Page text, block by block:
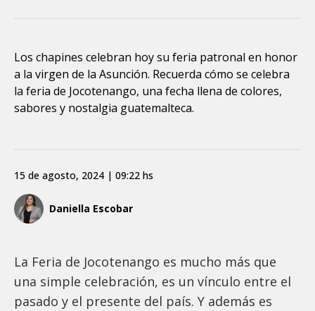
Los chapines celebran hoy su feria patronal en honor
a la virgen de la Asunción. Recuerda cómo se celebra
la feria de Jocotenango, una fecha llena de colores,
sabores y nostalgia guatemalteca.
Daniella Escobar
15 de agosto, 2024 | 09:22 hs
La Feria de Jocotenango es mucho más que
una simple celebración, es un vínculo entre el
pasado y el presente del país. Y además es